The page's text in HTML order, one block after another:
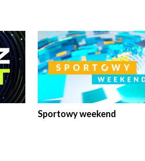
Sportowy weekend